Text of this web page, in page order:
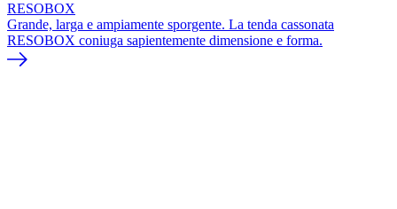
RESOBOX
Grande, larga e ampiamente sporgente. La tenda cassonata
RESOBOX coniuga sapientemente dimensione e forma.